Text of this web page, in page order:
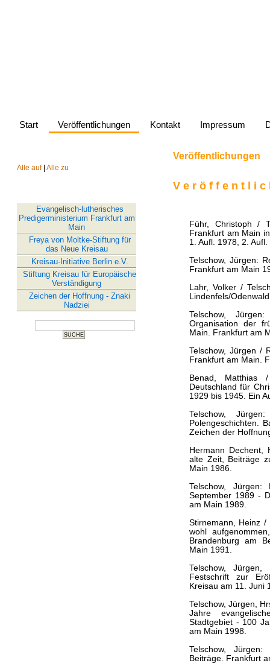
Start Veröffentlichungen Kontakt Impressum
Alle auf| Alle zu
Evangelisch-lutherisches
Predigerministerium Frankfurt am
Main
Freya von Moltke-Stiftung für
das Neue Kreisau
Kreisau-Initiative Berlin e.V.
Stiftung Kreisau für Europäische
Verständigung
Zeichen der Hoffnung - Znaki
Nadziei
Veröffentlichungen
V e r ö f f e n t l i
Führ, Christoph /
Frankfurt am Main
1. Aufl. 1978, 2.
Telschow, Jürgen:
Frankfurt am Main
Lahr, Volker /
Lindenfels/
Telschow,
Organisation der
Main. Frankfurt am
Telschow, Jürgen /
Frankfurt am Main.
Benad, Matthias
Deutschland für
1929 bis 1945. Ein
Telschow,
Polengeschichten.
Zeichen der
Hermann Dechent,
alte Zeit, Beiträge
Main 1986.
Telschow,
September 1989 -
am Main 1989.
Stirnemann, Heinz /
wohl
Brandenburg am
Main 1991.
Telschow,
Festschrift zur
Kreisau am 11. Juni
Telschow, Jürgen,
Jahre
Stadtgebiet - 100
am Main 1998.
Telschow, Jürgen:
Beiträge. Frankfurt